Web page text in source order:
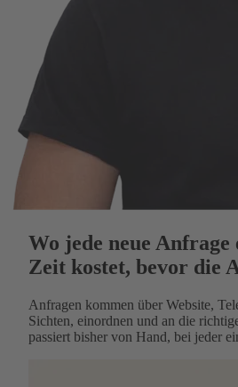
Wo jede neue Anfrage
Zeit kostet, bevor die
Anfragen kommen über Website,
Sichten, einordnen und an die
passiert bisher von Hand, bei jeder